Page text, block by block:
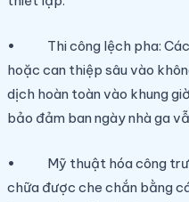
• Thi công lệch pha: Các
hoặc can thiệp sâu vào
dịch hoàn toàn vào khung
bảo đảm ban ngày nhà ga
• Mỹ thuật hóa công
chữa được che chắn bằng